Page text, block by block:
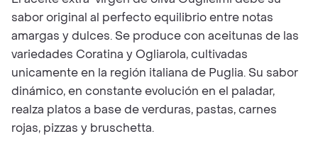
sabor original al perfecto equilibrio entre notas
amargas y dulces. Se produce con aceitunas de las
variedades Coratina y Ogliarola, cultivadas
unicamente en la región italiana de Puglia. Su sabor
dinámico, en constante evolución en el paladar,
realza platos a base de verduras, pastas, carnes
rojas, pizzas y bruschetta.